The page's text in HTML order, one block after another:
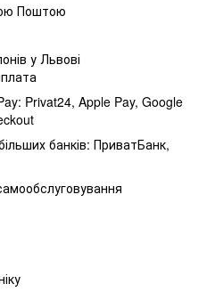
Поштою
у Львові
Privat24, Apple Pay, Google
банків: ПриватБанк,